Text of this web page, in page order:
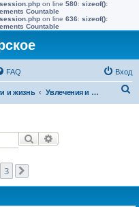
on line 580: sizeof():
Countable
on line 636: sizeof():
Countable
FAQ Вход
и жизнь Увлечения и интересы
Поиск
3